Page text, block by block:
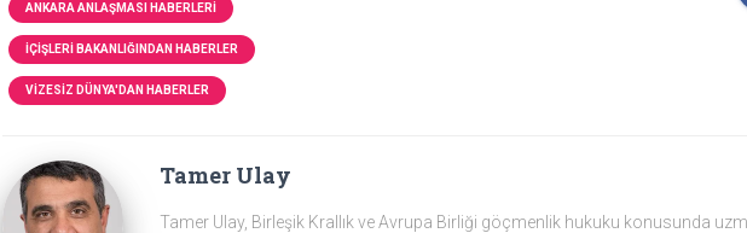
ANKARA ANLAŞMASI HABERLERI
İÇIŞLERI BAKANLIĞINDAN HABERLER
VIZESIZ DÜNYA'DAN HABERLER
Tamer Ulay
Tamer Ulay, Birleşik Krallık ve Avrupa Birliği göçmenlik hukuku konusunda